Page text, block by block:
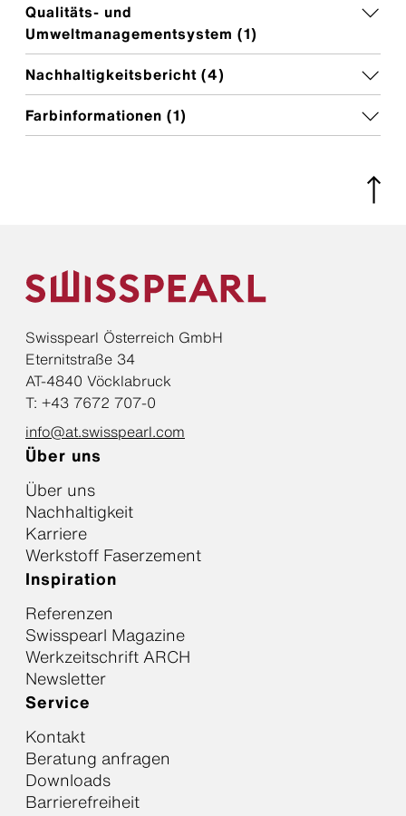
Qualitäts- und
Umweltmanagementsystem (1)
Nachhaltigkeitsbericht (4)
Farbinformationen (1)
Swisspearl Österreich GmbH
Eternitstraße 34
AT-4840 Vöcklabruck
T: +43 7672 707-0
info@at.swisspearl.com
Über uns
Über uns
Nachhaltigkeit
Karriere
Werkstoff Faserzement
Inspiration
Referenzen
Swisspearl Magazine
Werkzeitschrift ARCH
Newsletter
Service
Kontakt
Beratung anfragen
Downloads
Barrierefreiheit